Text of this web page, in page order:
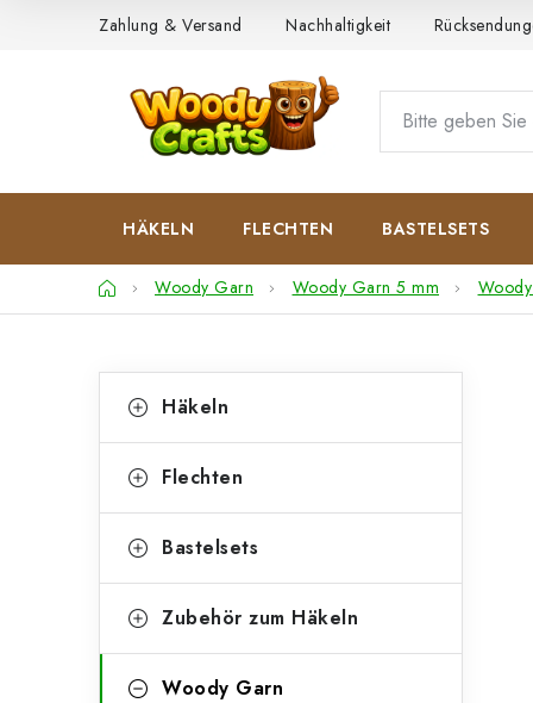
Zahlung & Versand Nachhaltigkeit
HÄKELN FLECHTEN BASTELSETS
StartseiteWoody Garn Woody Garn 5 mm
e
t
e
l
überspringen
a
e
o
i
Häkeln
Flechten
Bastelsets
Zubehör zum Häkeln
Woody Garn